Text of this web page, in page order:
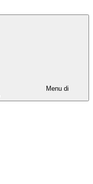
Menu di